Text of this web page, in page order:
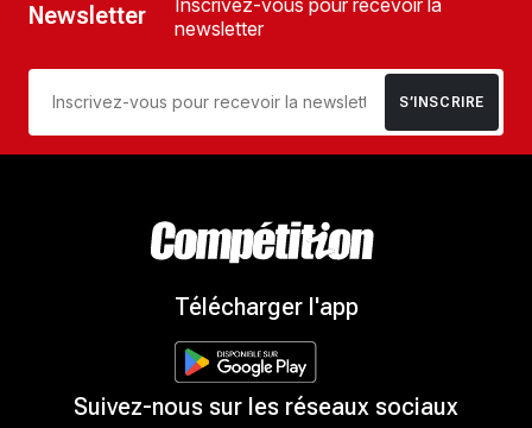
Newsletter
newsletter
S’INSCRIRE
Télécharger l'app
Suivez-nous sur les réseaux sociaux